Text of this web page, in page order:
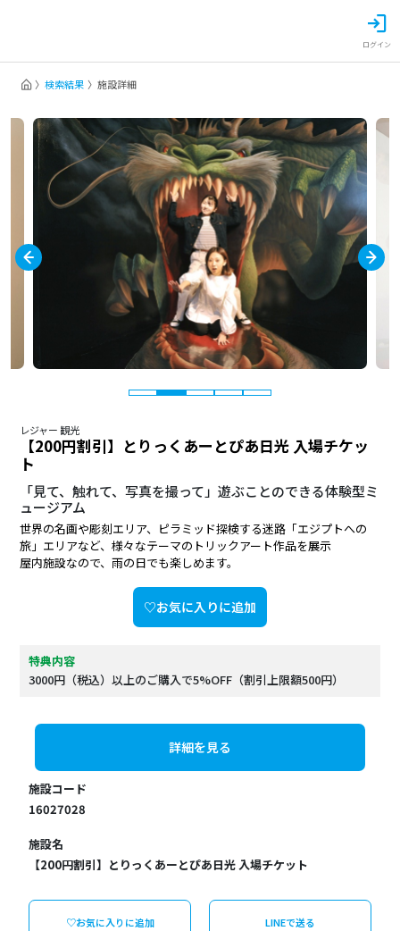
ログイン
検索結果 施設詳細
レジャー 観光
【200円割引】とりっくあーとぴあ日光 入場チケッ
ト
「見て、触れて、写真を撮って」遊ぶことのできる体験型ミ
ュージアム
世界の名画や彫刻エリア、ピラミッド探検する迷路「エジプトへの
旅」エリアなど、様々なテーマのトリックアート作品を展示
屋内施設なので、雨の日でも楽しめます。
♡お気に入りに追加
特典内容
3000円（税込）以上のご購入で5%OFF（割引上限額500円）
詳細を見る
施設コード
16027028
施設名
【200円割引】とりっくあーとぴあ日光 入場チケット
♡お気に入りに追加 LINEで送る